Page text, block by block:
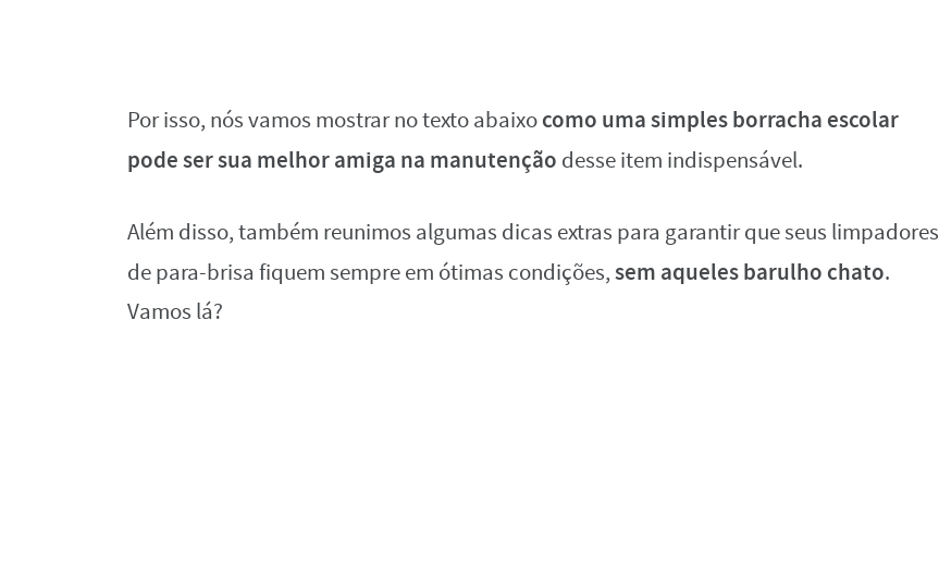
Por isso, nós vamos mostrar no texto abaixocomo uma simples borracha escolar
pode ser sua melhor amiga na manutenção desse item indispensável.
Além disso, também reunimos algumas dicas extras para garantir que seus limpadores
de para-brisa fiquem sempre em ótimas condições,sem aqueles barulho chato.
Vamos lá?